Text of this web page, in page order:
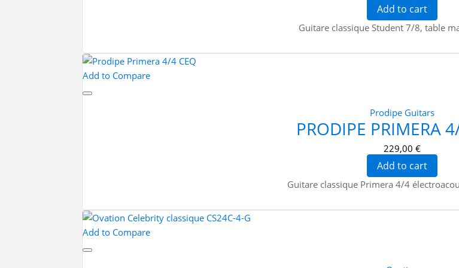
Add to cart
Guitare classique Student 7/8, table
Add to Compare
Prodipe Guitars
PRODIPE PRIMERA
229,00 €
Add to cart
Guitare classique Primera 4/4
Add to Compare